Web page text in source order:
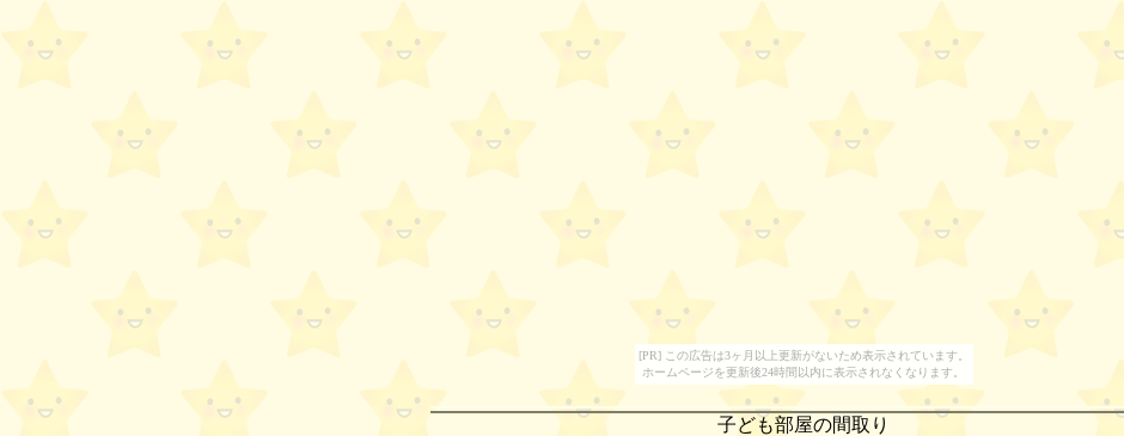
[PR] この広告は3ヶ月以上更新がないため表示されています。
ホームページを更新後24時間以内に表示されなくなります。
子ども部屋の間取り